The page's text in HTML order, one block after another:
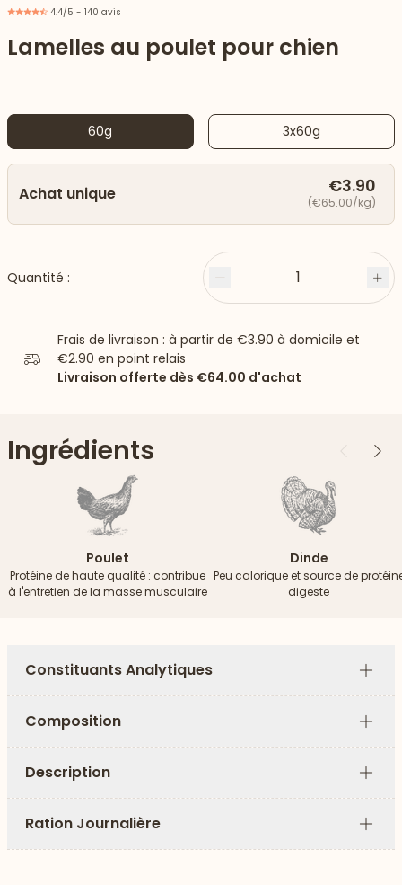
vers le bas
4.4/5 - 140 avis
Lamelles au poulet pour chien
60g 3x60g
Achat unique €3.90
(€65.00/kg)
Quantité : Moins 1
Frais de livraison : à partir de €3.90 à domicile et
€2.90 en point relais
Livraison offerte dès €64.00 d'achat
Ingrédients Précédent
Poulet
Protéine de haute qualité : contribue
à l'entretien de la masse musculaire
Dinde
Peu calorique et source de
digeste
Constituants Analytiques
Plus
Composition
Plus
Description
Plus
Ration Journalière
Plus